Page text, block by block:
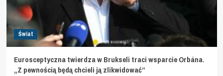
Świat
Eurosceptyczna twierdza w Brukseli traci wsparcie Orbána.
„Z pewnością będą chcieli ją zlikwidować”